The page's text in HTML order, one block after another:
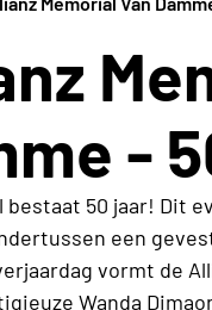
-
bestaat 50 jaar! Dit
een
vormt de
Wanda